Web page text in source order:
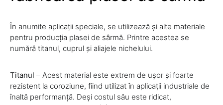
În anumite aplicații speciale, se utilizează și alte materiale
pentru producția plasei de sârmă. Printre acestea se
numără titanul, cuprul și aliajele nichelului.
Titanul – Acest material este extrem de ușor și foarte
rezistent la coroziune, fiind utilizat în aplicații industriale de
înaltă performanță. Deși costul său este ridicat,